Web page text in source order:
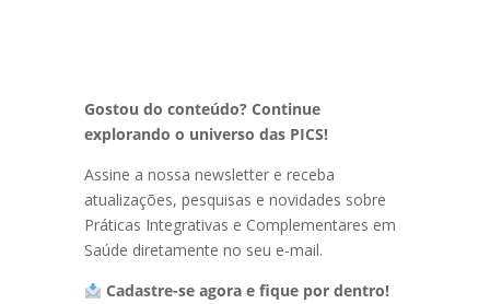
Gostou do conteúdo? Continue
explorando o universo das PICS!
Assine a nossa newsletter e receba
atualizações, pesquisas e novidades sobre
Práticas Integrativas e Complementares em
Saúde diretamente no seu e-mail.
Cadastre-se agora e fique por dentro!